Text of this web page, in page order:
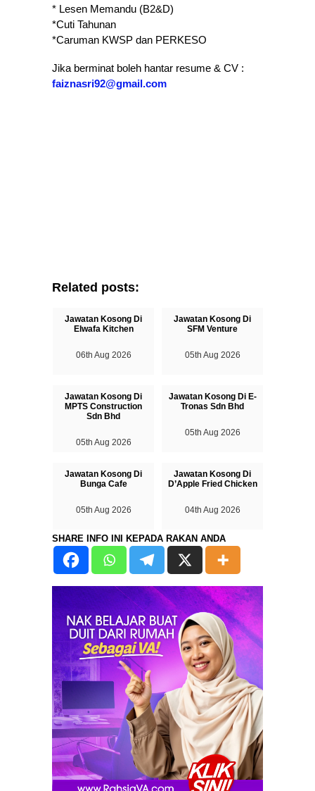
* Lesen Memandu (B2&D)
*Cuti Tahunan
* Caruman KWSP dan PERKESO
Jika berminat boleh hantar resume & CV :
faiznasri92@gmail.com
Related posts:
Jawatan Kosong Di
Elwafa Kitchen
06th Aug 2026
Jawatan Kosong Di
SFM Venture
05th Aug 2026
Jawatan Kosong Di
MPTS Construction
Sdn Bhd
05th Aug 2026
Jawatan Kosong Di E-
Tronas Sdn Bhd
05th Aug 2026
Jawatan Kosong Di
Bunga Cafe
05th Aug 2026
Jawatan Kosong Di
D’Apple Fried Chicken
04th Aug 2026
SHARE INFO INI KEPADA RAKAN ANDA